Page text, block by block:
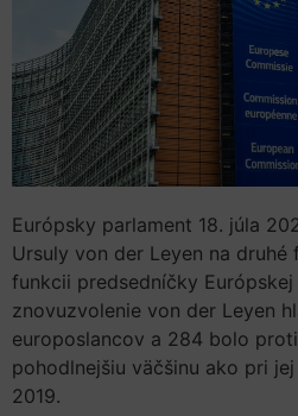
Európsky parlament 18. júla
Ursuly von der Leyen na
funkcii predsedníčky Európskej
znovuzvolenie von der Leyen
europoslancov a 284 bolo
pohodlnejšiu väčšinu ako pri
2019.